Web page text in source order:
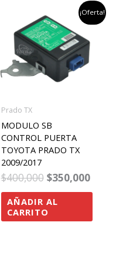
¡Oferta!
Prado TX
MODULO SB
CONTROL PUERTA
TOYOTA PRADO TX
2009/2017
$400,000
precio
original
era:
$400,000.
$350,000
el
es:
AÑADIR AL
CARRITO